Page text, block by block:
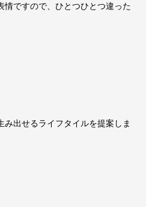
情ですので、ひとつひとつ違った
出せるライフタイルを提案しま